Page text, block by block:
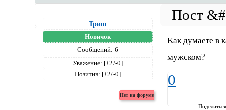
Триш
Новичок
Сообщений: 6
Уважение: [+2/-0]
Позитив: [+2/-0]
Как думаете в
мужском?
0